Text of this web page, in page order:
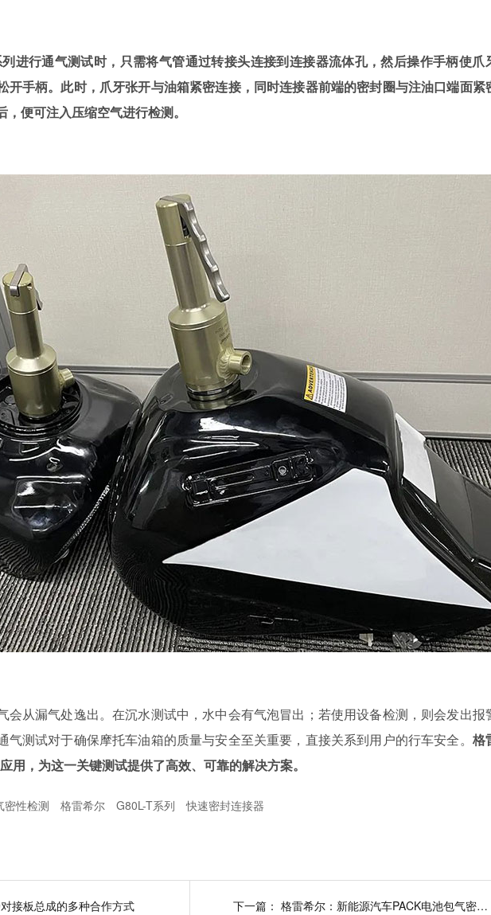
进行通气测试时，只需将气管通过转接头连接到连接器流体孔，然后操作手柄使爪
开手柄。此时，爪牙张开与油箱紧密连接，同时连接器前端的密封圈与注油口端面紧
便可注入压缩空气进行检测。
会从漏气处逸出。在沉水测试中，水中会有气泡冒出；若使用设备检测，则会发出报
气测试对于确保摩托车油箱的质量与安全至关重要，直接关系到用户的行车安全。 格
用，为这一关键测试提供了高效、可靠的解决方案。
密性检测 格雷希尔 G80L-T系列
快速密封连接器
接板总成的多种合作方式 下一篇： 格雷希尔：新能源汽车PACK电池包气密性测试的专业密封解决方案